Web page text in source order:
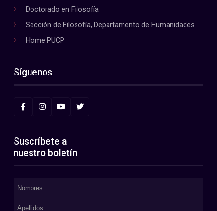
Doctorado en Filosofía
Sección de Filosofía, Departamento de Humanidades
Home PUCP
Síguenos
Suscríbete a
nuestro boletín